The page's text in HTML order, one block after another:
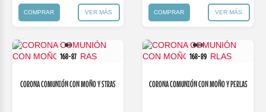
COMPRAR VER MÁS COMPRAR VER MÁS
168-87
CORONA COMUNIÓN CON MOÑO Y STRAS
168-89
CORONA COMUNIÓN CON MOÑO Y PERLAS